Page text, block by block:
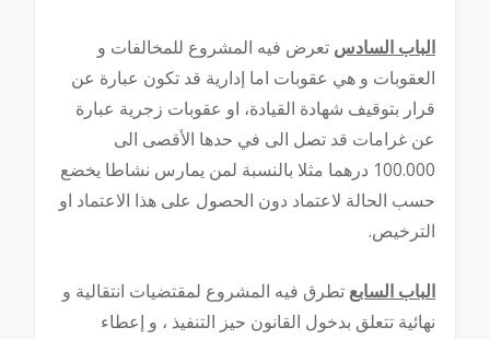
الباب السادس تعرض فيه المشروع للمخالفات و
العقوبات و هي عقوبات اما إدارية قد تكون عبارة عن
قرار بتوقيف شهادة القيادة، او عقوبات زجرية عبارة
عن غرامات قد تصل الى في حدها الأقصى الى
100.000 درهما مثلا بالنسبة لمن يمارس نشاطا يخضع
حسب الحالة لاعتماد دون الحصول على هذا الاعتماد او
الترخيص.
الباب السابع تطرق فيه المشروع لمقتضيات انتقالية و
نهائية تتعلق بدخول القانون حيز التنفيذ ، و إعطاء